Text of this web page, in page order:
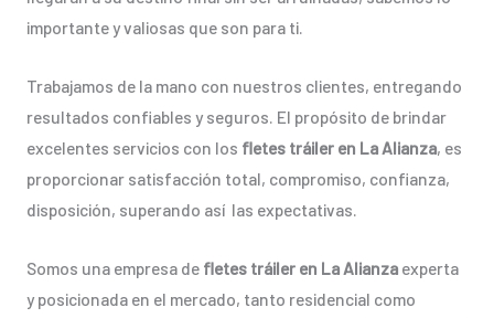
importante y valiosas que son para ti.
Trabajamos de la mano con nuestros clientes, entregando
resultados confiables y seguros. El propósito de brindar
excelentes servicios con los fletes tráiler en La Alianza, es
proporcionar satisfacción total, compromiso, confianza,
disposición, superando así las expectativas.
Somos una empresa de fletes tráiler en La Alianzaexperta
y posicionada en el mercado, tanto residencial como